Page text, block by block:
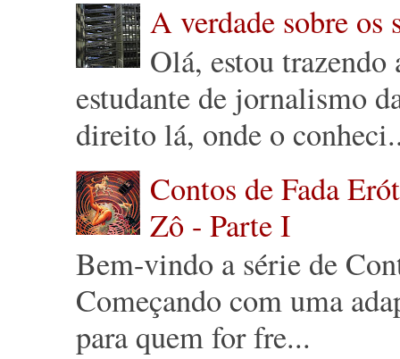
A verdade sobre
Olá, estou
estudante de jornalismo
direito lá, onde o
Contos de Fada
Zô - Parte I
Bem-vindo a série de
Começando com uma
para quem for fre...